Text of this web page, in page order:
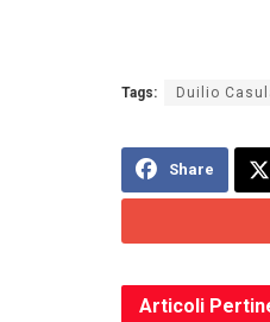
Tags: Duilio
Share
Articoli